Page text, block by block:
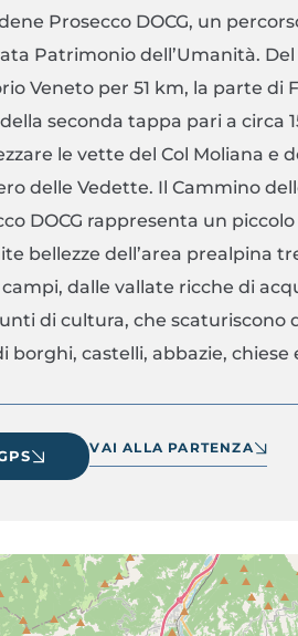
Prosecco DOCG, un
Patrimonio dell’Umanità.
Veneto per 51 km, la parte di
seconda tappa pari a circa
le vette del Col Moliana e
delle Vedette. Il Cammino
DOCG rappresenta un
bellezze dell’area prealpina
dalle vallate ricche di
di cultura, che scaturiscono
borghi, castelli, abbazie,
VAI ALLA PARTENZA